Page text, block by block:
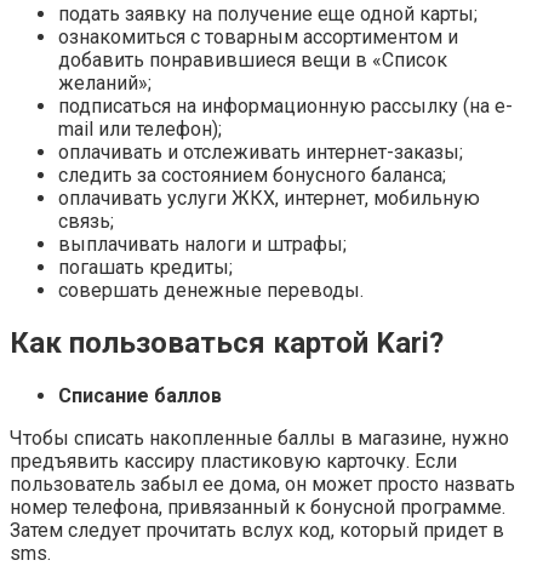
подать заявку на получение еще одной карты;
ознакомиться с товарным ассортиментом и
добавить понравившиеся вещи в «Список
желаний»;
подписаться на информационную рассылку (на e-
mail или телефон);
оплачивать и отслеживать интернет-заказы;
следить за состоянием бонусного баланса;
оплачивать услуги ЖКХ, интернет, мобильную
связь;
выплачивать налоги и штрафы;
погашать кредиты;
совершать денежные переводы.
Как пользоваться картой Kari?
Списание баллов
Чтобы списать накопленные баллы в магазине, нужно
предъявить кассиру пластиковую карточку. Если
пользователь забыл ее дома, он может просто назвать
номер телефона, привязанный к бонусной программе.
Затем следует прочитать вслух код, который придет в
sms.